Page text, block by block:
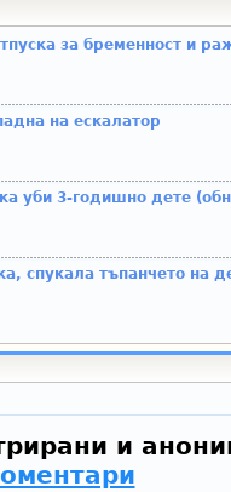
за бременност и
на ескалатор
уби 3-годишно дете
спукала тъпанчето на
и